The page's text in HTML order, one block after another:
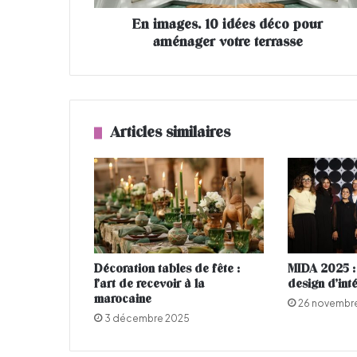
.
d
d
é
c
o
p
o
u
r
a
m
n
En images. 10 idées déco pour
aménager votre terrasse
Articles similaires
Décoration tables de fête :
l’art de recevoir à la
marocaine
3 décembre 2025
MIDA 2025
design
26